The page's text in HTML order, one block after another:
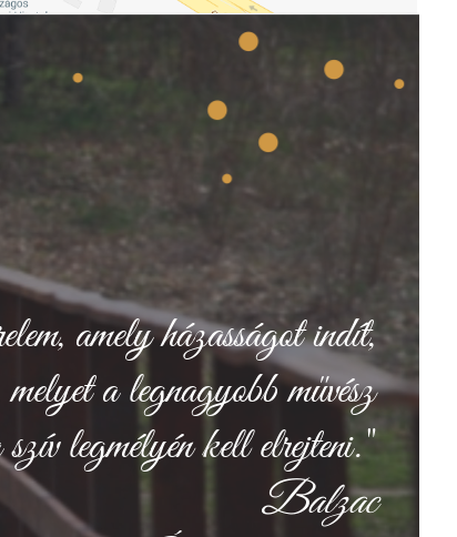
amely házasságot indít,
a legnagyobb művész
legmélyén kell elrejteni."
Balzac